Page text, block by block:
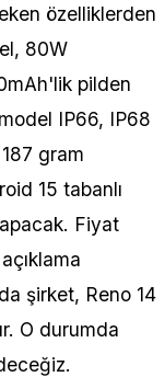
özelliklerden
80W
pilden
IP66, IP68
gram
15 tabanlı
Fiyat
şirket, Reno 14
O durumda